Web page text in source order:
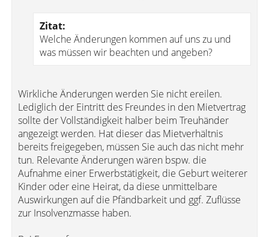
Zitat:
Welche Änderungen kommen auf uns zu und
was müssen wir beachten und angeben?
Wirkliche Änderungen werden Sie nicht ereilen.
Lediglich der Eintritt des Freundes in den Mietvertrag
sollte der Vollständigkeit halber beim Treuhänder
angezeigt werden. Hat dieser das Mietverhältnis
bereits freigegeben, müssen Sie auch das nicht mehr
tun. Relevante Änderungen wären bspw. die
Aufnahme einer Erwerbstätigkeit, die Geburt weiterer
Kinder oder eine Heirat, da diese unmittelbare
Auswirkungen auf die Pfändbarkeit und ggf. Zuflüsse
zur Insolvenzmasse haben.